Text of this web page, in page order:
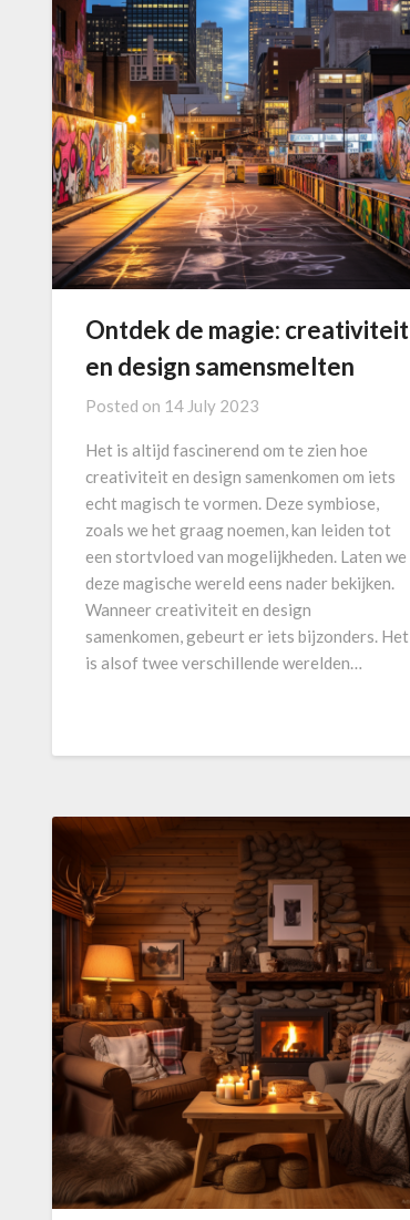
Ontdek de magie: creativiteit
en design samensmelten
Posted on 14 July 2023
Het is altijd fascinerend om te zien hoe
creativiteit en design samenkomen om iets
echt magisch te vormen. Deze symbiose,
zoals we het graag noemen, kan leiden tot
een stortvloed van mogelijkheden. Laten we
deze magische wereld eens nader bekijken.
Wanneer creativiteit en design
samenkomen, gebeurt er iets bijzonders. Het
is alsof twee verschillende werelden…